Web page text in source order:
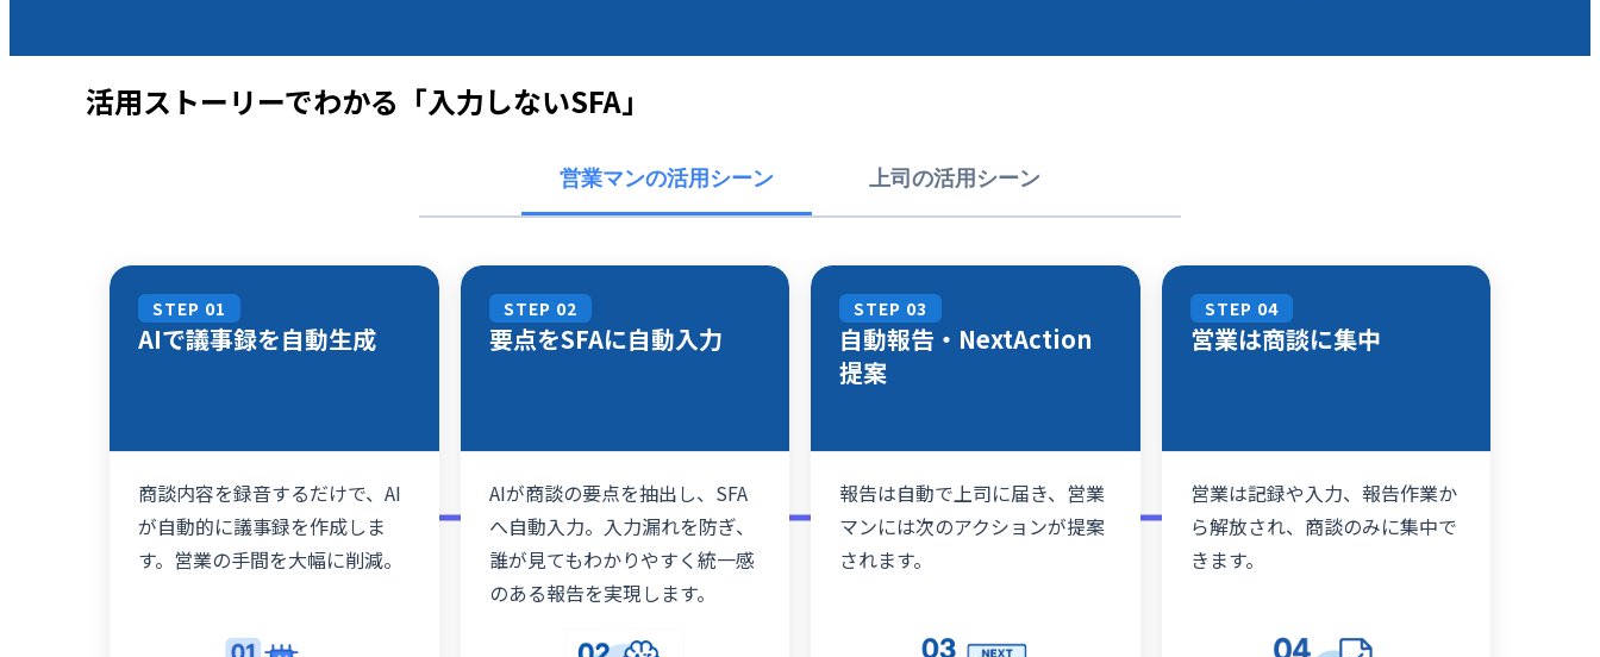
活用ストーリーでわかる「入力しないSFA」
営業マンの活用シーン 上司の活用シーン
STEP 01
AIで議事録を自動生成
商談内容を録音するだけで、AI
が自動的に議事録を作成しま
す。営業の手間を大幅に削減。
STEP 02
要点をSFAに自動入力
AIが商談の要点を抽出し、SFA
へ自動入力。入力漏れを防ぎ、
誰が見てもわかりやすく統一感
のある報告を実現します。
STEP 03
自動報告・NextAction
提案
報告は自動で上司に届き、営業
マンには次のアクションが提案
されます。
STEP 04
営業は商談に集中
営業は記録や入力、報告作業か
ら解放され、商談のみに集中で
きます。